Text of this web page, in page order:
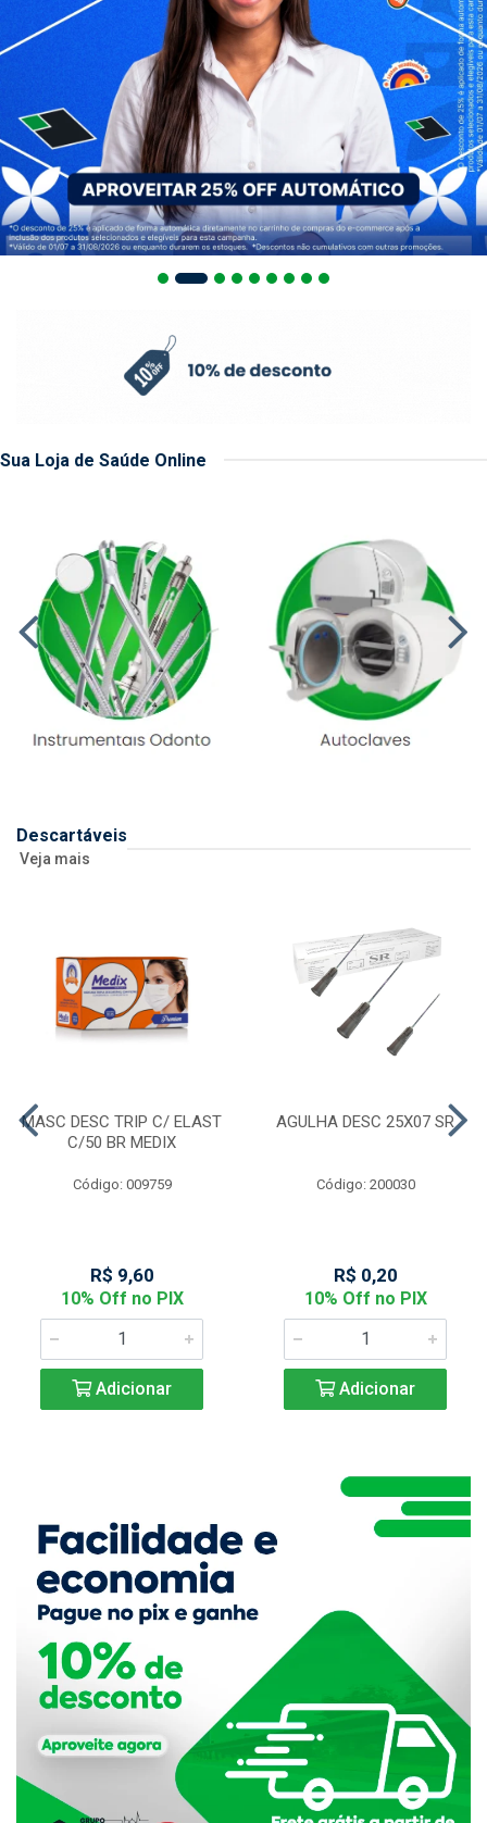
Sua Loja de Saúde Online
Descartáveis
Veja mais
MASC DESC TRIP C/ ELAST
C/50 BR MEDIX
Código: 009759
R$ 9,60
10% Off no PIX
Adicionar
AGULHA DESC 25X07 SR
Código: 200030
R$ 0,20
10% Off no PIX
Adicionar